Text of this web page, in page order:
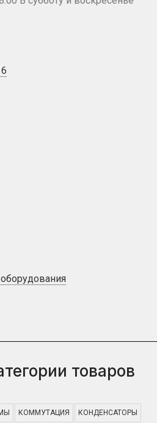
товаров
КОММУТАЦИЯ КОНДЕНСАТОРЫ